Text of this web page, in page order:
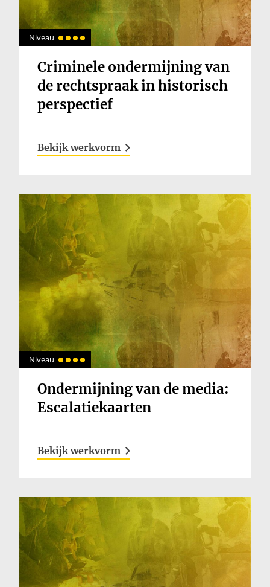
Niveau
Criminele ondermijning van
de rechtspraak in historisch
perspectief
Bekijk werkvorm
Niveau
Ondermijning van de media:
Escalatiekaarten
Bekijk werkvorm